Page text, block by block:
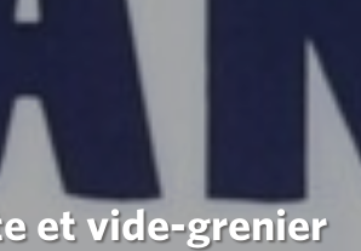
et vide-grenier